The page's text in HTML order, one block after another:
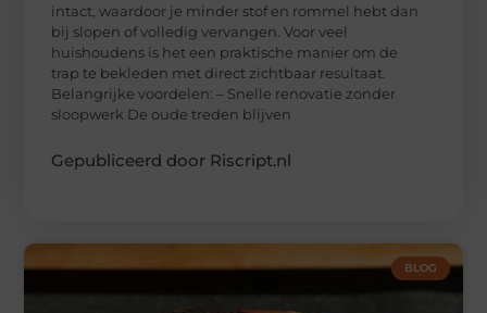
intact, waardoor je minder stof en rommel hebt dan
bij slopen of volledig vervangen. Voor veel
huishoudens is het een praktische manier om de
trap te bekleden met direct zichtbaar resultaat.
Belangrijke voordelen: – Snelle renovatie zonder
sloopwerk De oude treden blijven
Gepubliceerd door Riscript.nl
BLOG